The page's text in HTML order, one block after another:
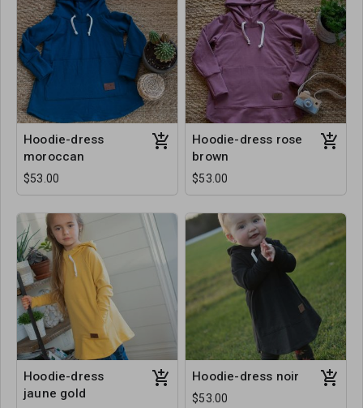
Hoodie-dress
moroccan
$53.00
Hoodie-dress rose
brown
$53.00
Hoodie-dress
jaune gold
Hoodie-dress noir
$53.00